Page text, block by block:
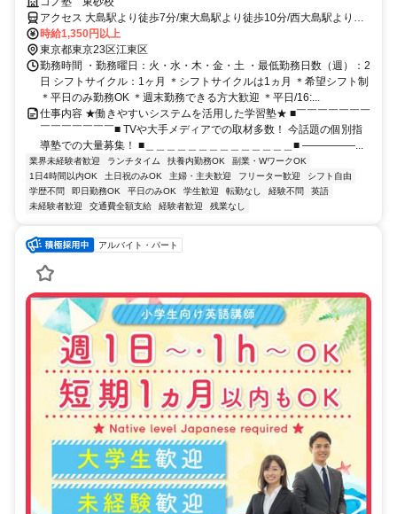
答｜1分単位で給与支給｜WワークOK｜私服勤務｜有給休暇あり｜定時
退社
アクセス 大島駅より徒歩7分/東大島駅より徒歩10分/西大島駅より徒
歩16分
時給1,350円以上
東京都東京23区江東区
勤務時間 ・勤務曜日：火・水・木・金・土 ・最低勤務日数（週）：2
日 シフトサイクル：1ヶ月 ＊シフトサイクルは1ヵ月 ＊希望シフト制
＊平日のみ勤務OK ＊週末勤務できる方大歓迎 ＊平日/16:...
仕事内容 ★働きやすいシステムを活用した学習塾★ ■￣￣￣￣￣￣￣
￣￣￣￣￣￣￣■ TVや大手メディアでの取材多数！ 今話題の個別指
導塾での大量募集！ ■＿＿＿＿＿＿＿＿＿＿＿＿＿＿■ ―――――...
業界未経験者歓迎 ランチタイム 扶養内勤務OK
副業・WワークOK
1日4時間以内OK
土日祝のみOK 主婦・主夫歓迎 フリーター歓迎
シフト自由
学歴不問
即日勤務OK 平日のみOK 学生歓迎 転勤なし 経験不問
英語
未経験者歓迎
交通費全額支給 経験者歓迎 残業なし
アルバイト・パート